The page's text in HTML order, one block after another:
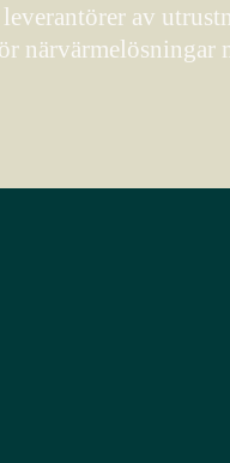
av
närvärmelösningar